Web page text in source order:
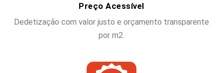
Preço Acessível
Dedetização com valor justo e orçamento transparente
por m2.